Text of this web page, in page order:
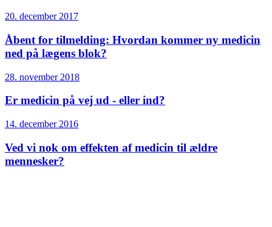
20. december 2017
Åbent for tilmelding: Hvordan kommer ny medicin
ned på lægens blok?
28. november 2018
Er medicin på vej ud - eller ind?
14. december 2016
Ved vi nok om effekten af medicin til ældre
mennesker?